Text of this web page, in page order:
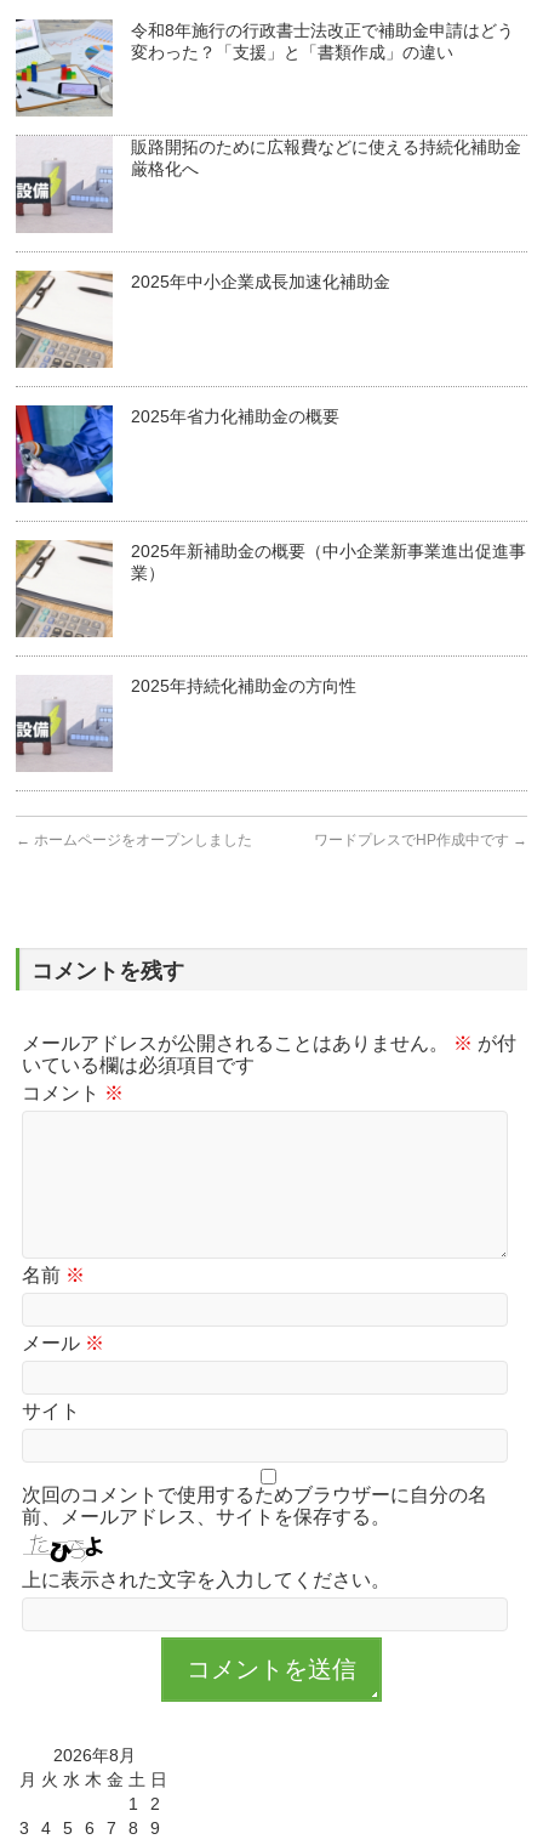
令和8年施行の行政書士法改正で補助金申請はどう
変わった？「支援」と「書類作成」の違い
販路開拓のために広報費などに使える持続化補助金
厳格化へ
2025年中小企業成長加速化補助金
2025年省力化補助金の概要
2025年新補助金の概要（中小企業新事業進出促進事
業）
2025年持続化補助金の方向性
← ホームページをオープンしました ワードプレスでHP作成中です →
コメントを残す
メールアドレスが公開されることはありません。 ※ が付
いている欄は必須項目です
コメント ※
名前 ※
メール ※
サイト
次回のコメントで使用するためブラウザーに自分の名
前、メールアドレス、サイトを保存する。
上に表示された文字を入力してください。
2026年8月
月 火 水 木 金 土 日
1
2
3
4 5 6 7 8
9